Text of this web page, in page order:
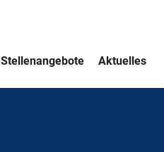
Stellenangebote Aktuelles